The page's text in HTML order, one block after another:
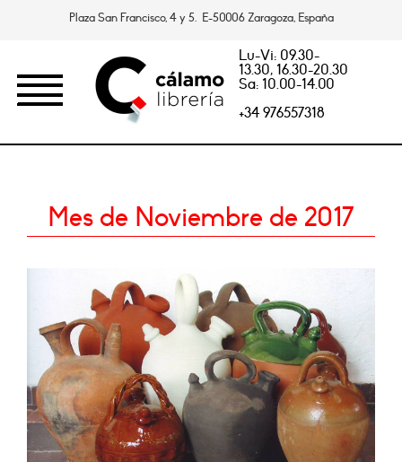
Plaza San Francisco, 4 y 5. E-50006 Zaragoza, España
Lu-Vi: 09.30-
13.30, 16.30-20.30
Sa: 10.00-14.00
+34 976557318
Mes de Noviembre de 2017